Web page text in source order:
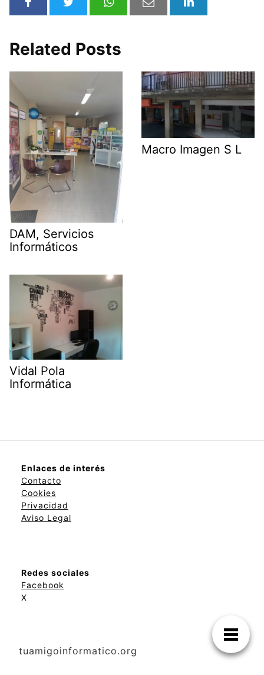
Related Posts
DAM, Servicios
Informáticos
Macro Imagen S L
Vidal Pola
Informática
Enlaces de interés
Contacto
Cookies
Privacidad
Aviso Legal
Redes sociales
Facebook
X
tuamigoinformatico.org